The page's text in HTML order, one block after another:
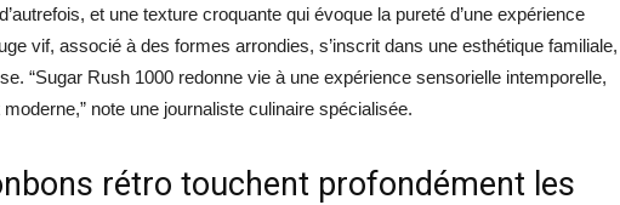
et une texture croquante qui évoque la pureté d’une expérience
vif, associé à des formes arrondies, s’inscrit dans une esthétique familiale,
“Sugar Rush 1000 redonne vie à une expérience sensorielle intemporelle,
note une journaliste culinaire spécialisée.
rétro touchent profondément les